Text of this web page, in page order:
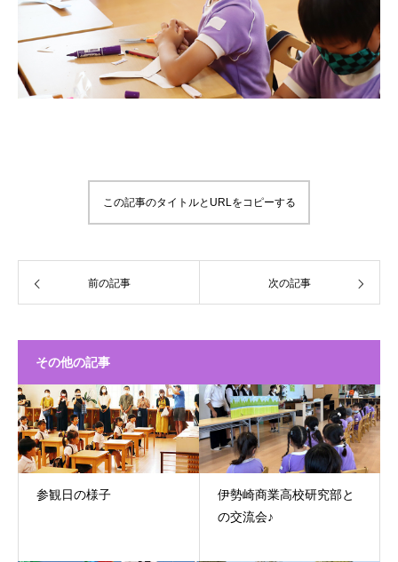
この記事のタイトルとURLをコピーする
前の記事 次の記事
その他の記事
参観日の様子
伊勢崎商業高校研究部と
の交流会♪